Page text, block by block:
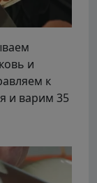
и
к
и варим 35